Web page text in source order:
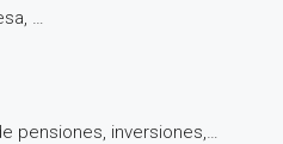
…
pensiones, inversiones,…